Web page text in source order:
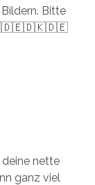
Bitte
deine nette
ganz viel